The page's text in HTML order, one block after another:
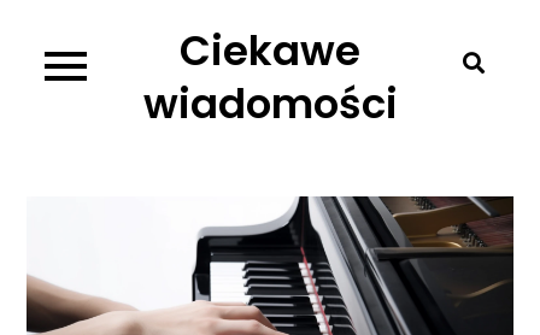
content
Ciekawe
wiadomości